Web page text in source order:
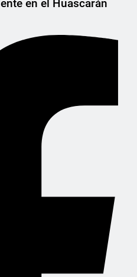
en el Huascarán